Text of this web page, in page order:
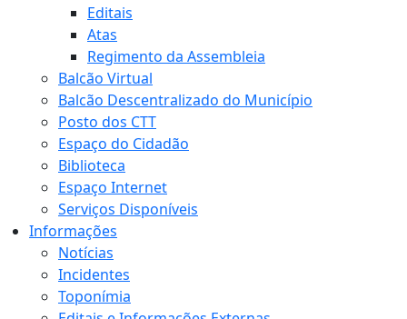
Editais
Atas
Regimento da Assembleia
Balcão Virtual
Balcão Descentralizado do Município
Posto dos CTT
Espaço do Cidadão
Biblioteca
Espaço Internet
Serviços Disponíveis
Informações
Notícias
Incidentes
Toponímia